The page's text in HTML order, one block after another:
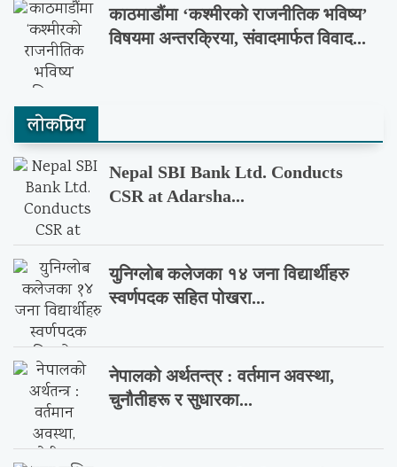
काठमाडौंमा ‘कश्मीरको राजनीतिक भविष्य’
विषयमा अन्तरक्रिया, संवादमार्फत विवाद...
लाेकप्रिय
Nepal SBI Bank Ltd. Conducts
CSR at Adarsha...
युनिग्लोब कलेजका १४ जना विद्यार्थीहरु
स्वर्णपदक सहित पोखरा...
नेपालको अर्थतन्त्र : वर्तमान अवस्था,
चुनौतीहरू र सुधारका...